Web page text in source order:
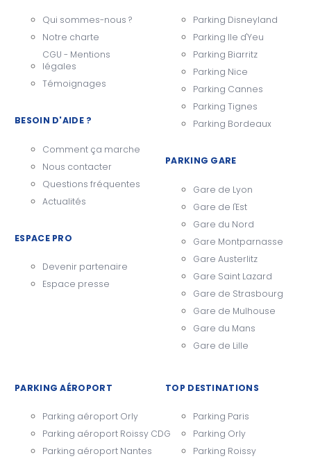
Qui sommes-nous ?
Notre charte
CGU - Mentions
légales
Témoignages
BESOIN D'AIDE ?
Comment ça marche
Nous contacter
Questions fréquentes
Actualités
ESPACE PRO
Devenir partenaire
Espace presse
Parking Disneyland
Parking Ile d'Yeu
Parking Biarritz
Parking Nice
Parking Cannes
Parking Tignes
Parking Bordeaux
PARKING GARE
Gare de Lyon
Gare de l'Est
Gare du Nord
Gare Montparnasse
Gare Austerlitz
Gare Saint Lazard
Gare de Strasbourg
Gare de Mulhouse
Gare du Mans
Gare de Lille
PARKING AÉROPORT
Parking aéroport Orly
Parking aéroport Roissy CDG
Parking aéroport Nantes
TOP DESTINATIONS
Parking Paris
Parking Orly
Parking Roissy